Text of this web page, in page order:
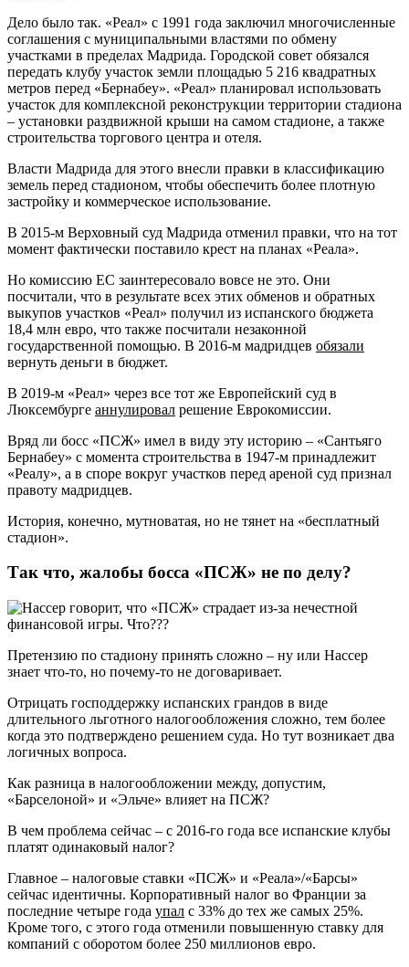
Дело было так. «Реал» с 1991 года заключил многочисленные
соглашения с муниципальными властями по обмену
участками в пределах Мадрида. Городской совет обязался
передать клубу участок земли площадью 5 216 квадратных
метров перед «Бернабеу». «Реал» планировал использовать
участок для комплексной реконструкции территории стадиона
– установки раздвижной крыши на самом стадионе, а также
строительства торгового центра и отеля.
Власти Мадрида для этого внесли правки в классификацию
земель перед стадионом, чтобы обеспечить более плотную
застройку и коммерческое использование.
В 2015-м Верховный суд Мадрида отменил правки, что на тот
момент фактически поставило крест на планах «Реала».
Но комиссию ЕС заинтересовало вовсе не это. Они
посчитали, что в результате всех этих обменов и обратных
выкупов участков «Реал» получил из испанского бюджета
18,4 млн евро, что также посчитали незаконной
государственной помощью. В 2016-м мадридцев обязали
вернуть деньги в бюджет.
В 2019-м «Реал» через все тот же Европейский суд в
Люксембурге аннулировал решение Еврокомиссии.
Вряд ли босс «ПСЖ» имел в виду эту историю – «Сантьяго
Бернабеу» с момента строительства в 1947-м принадлежит
«Реалу», а в споре вокруг участков перед ареной суд признал
правоту мадридцев.
История, конечно, мутноватая, но не тянет на «бесплатный
стадион».
Так что, жалобы босса «ПСЖ» не по делу?
Претензию по стадиону принять сложно – ну или Нассер
знает что-то, но почему-то не договаривает.
Отрицать господдержку испанских грандов в виде
длительного льготного налогообложения сложно, тем более
когда это подтверждено решением суда. Но тут возникает два
логичных вопроса.
Как разница в налогообложении между, допустим,
«Барселоной» и «Эльче» влияет на ПСЖ?
В чем проблема сейчас – с 2016-го года все испанские клубы
платят одинаковый налог?
Главное – налоговые ставки «ПСЖ» и «Реала»/«Барсы»
сейчас идентичны. Корпоративный налог во Франции за
последние четыре года упал с 33% до тех же самых 25%.
Кроме того, с этого года отменили повышенную ставку для
компаний с оборотом более 250 миллионов евро.